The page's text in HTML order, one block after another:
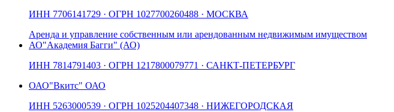
ИНН 7706141729 · ОГРН 1027700260488 · МОСКВА
Аренда и управление собственным или арендованным недвижимым имуществом
АО"Академия Багги" (АО)
ИНН 7814791403 · ОГРН 1217800079771 · САНКТ-ПЕТЕРБУРГ
ОАО"Вкитс" ОАО
ИНН 5263000539 · ОГРН 1025204407348 · НИЖЕГОРОДСКАЯ